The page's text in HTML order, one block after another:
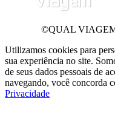
©QUAL VIAGEM-
Utilizamos cookies para
sua experiência no site.
de seus dados pessoais de
navegando, você concorda
Privacidade